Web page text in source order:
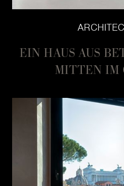
EIN HAUS AUS
MITTEN IM